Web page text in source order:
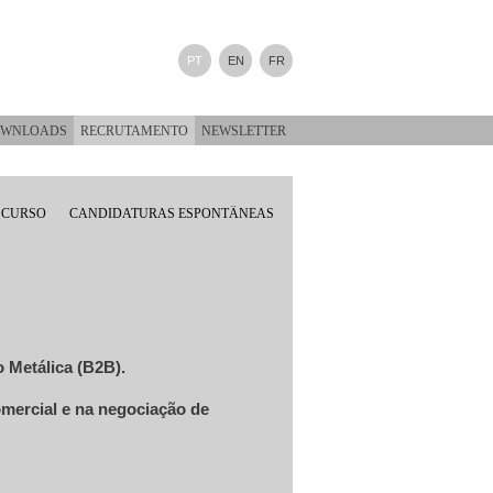
PT EN FR
RECRUTAMENTO NEWSLETTER
CANDIDATURAS ESPONTÂNEAS
Metálica (B2B).
e na negociação de